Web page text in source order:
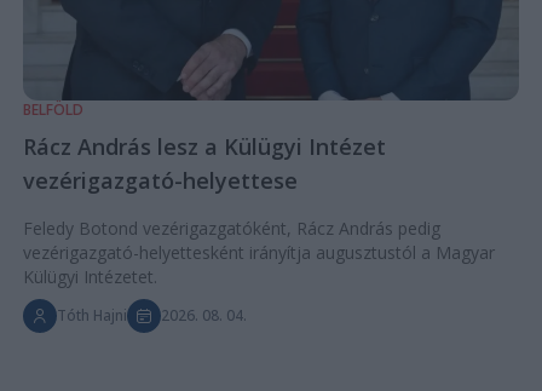
BELFÖLD
Rácz András lesz a Külügyi Intézet
vezérigazgató-helyettese
Feledy Botond vezérigazgatóként, Rácz András pedig
vezérigazgató-helyettesként irányítja augusztustól a Magyar
Külügyi Intézetet.
Tóth Hajni 2026. 08. 04.